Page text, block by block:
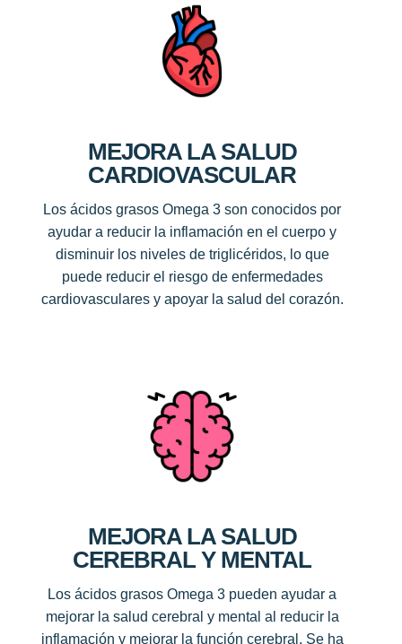
MEJORA LA SALUD
CARDIOVASCULAR
Los ácidos grasos Omega 3 son conocidos por
ayudar a reducir la inflamación en el cuerpo y
disminuir los niveles de triglicéridos, lo que
puede reducir el riesgo de enfermedades
cardiovasculares y apoyar la salud del corazón.
MEJORA LA SALUD
CEREBRAL Y MENTAL
Los ácidos grasos Omega 3 pueden ayudar a
mejorar la salud cerebral y mental al reducir la
inflamación y mejorar la función cerebral. Se ha